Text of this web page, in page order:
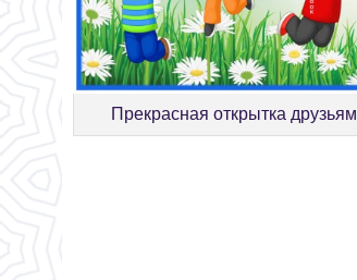
Прекрасная открытка друзьям